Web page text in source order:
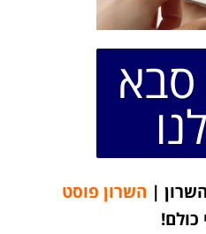
סבא
| השרון פוסט
כולם!